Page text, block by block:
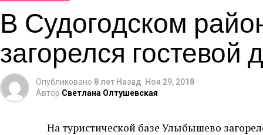
В Судогодском
загорелся гостевой
Опубликовано 8 лет Назад Ноя 29, 2018
Автор Светлана Олтушевская
На туристической базе Улыбышево